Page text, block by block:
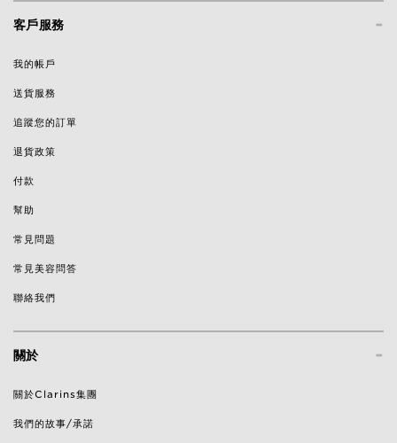
-
客戶服務
我的帳戶
送貨服務
追蹤您的訂單
退貨政策
付款
幫助
常見問題
常見美容問答
聯絡我們
-
關於
關於Clarins集團
我們的故事/承諾